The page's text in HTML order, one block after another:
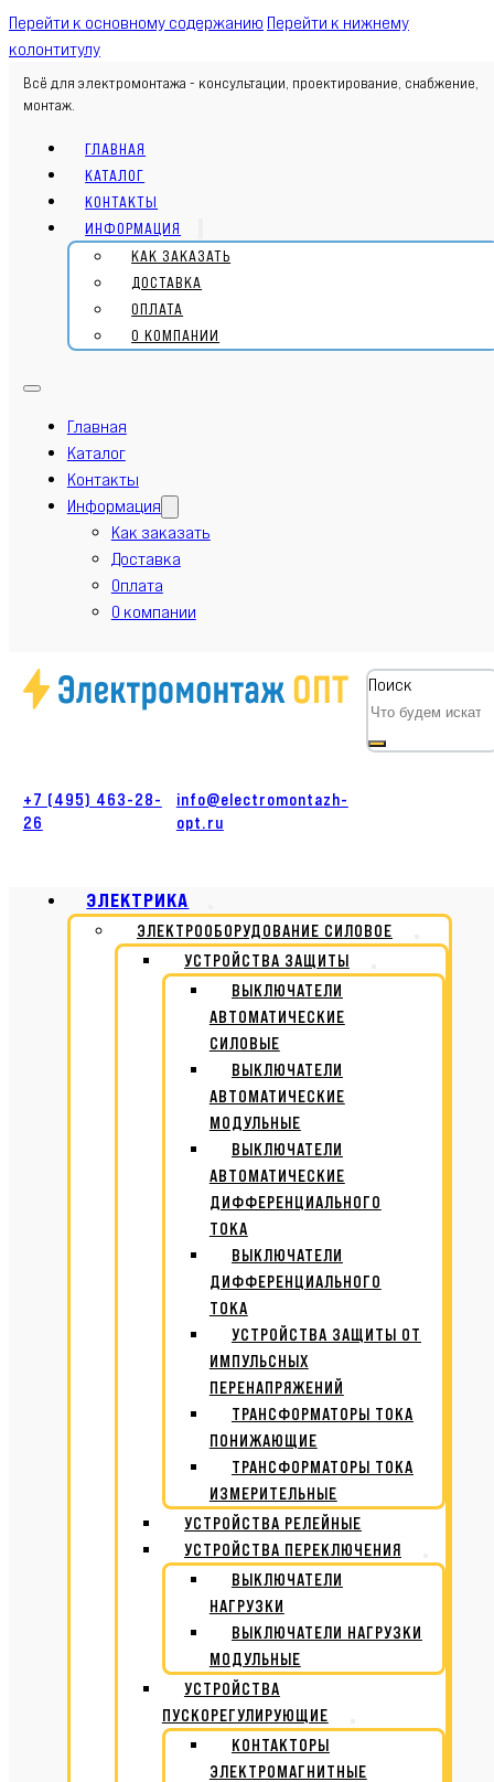
Перейти к основному содержанию Перейти к нижнему
колонтитулу
Всё для электромонтажа - консультации, проектирование, снабжение,
монтаж.
ГЛАВНАЯ
КАТАЛОГ
КОНТАКТЫ
ИНФОРМАЦИЯ
КАК ЗАКАЗАТЬ
ДОСТАВКА
ОПЛАТА
О КОМПАНИИ
Главная
Каталог
Контакты
Информация
Как заказать
Доставка
Оплата
О компании
Поиск
+7 (495) 463-28-
26
info@electromontazh-
opt.ru
ЭЛЕКТРИКА
ЭЛЕКТРООБОРУДОВАНИЕ СИЛОВОЕ
УСТРОЙСТВА ЗАЩИТЫ
ВЫКЛЮЧАТЕЛИ
АВТОМАТИЧЕСКИЕ
СИЛОВЫЕ
ВЫКЛЮЧАТЕЛИ
АВТОМАТИЧЕСКИЕ
МОДУЛЬНЫЕ
ВЫКЛЮЧАТЕЛИ
АВТОМАТИЧЕСКИЕ
ДИФФЕРЕНЦИАЛЬНОГО
ТОКА
ВЫКЛЮЧАТЕЛИ
ДИФФЕРЕНЦИАЛЬНОГО
ТОКА
УСТРОЙСТВА ЗАЩИТЫ ОТ
ИМПУЛЬСНЫХ
ПЕРЕНАПРЯЖЕНИЙ
ТРАНСФОРМАТОРЫ ТОКА
ПОНИЖАЮЩИЕ
ТРАНСФОРМАТОРЫ ТОКА
ИЗМЕРИТЕЛЬНЫЕ
УСТРОЙСТВА РЕЛЕЙНЫЕ
УСТРОЙСТВА ПЕРЕКЛЮЧЕНИЯ
ВЫКЛЮЧАТЕЛИ
НАГРУЗКИ
ВЫКЛЮЧАТЕЛИ НАГРУЗКИ
МОДУЛЬНЫЕ
УСТРОЙСТВА
ПУСКОРЕГУЛИРУЮЩИЕ
КОНТАКТОРЫ
ЭЛЕКТРОМАГНИТНЫЕ